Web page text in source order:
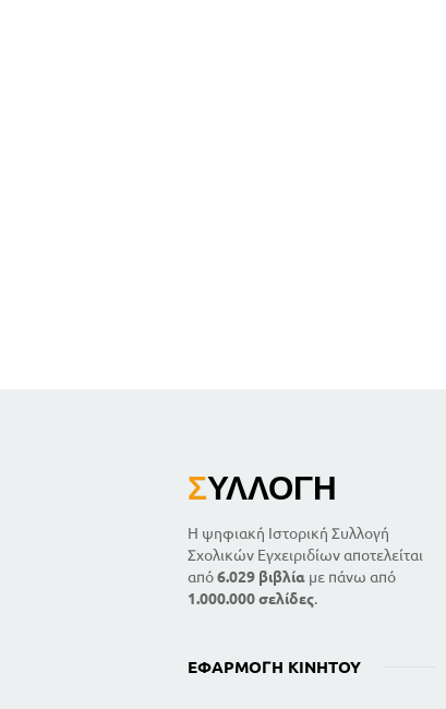
ΣΥΛΛΟΓΉ
Η ψηφιακή Ιστορική Συλλογή
Σχολικών Εγχειριδίων αποτελείται
από6.029 βιβλία με πάνω από
1.000.000 σελίδες.
ΕΦΑΡΜΟΓΉ ΚΙΝΗΤΟΎ